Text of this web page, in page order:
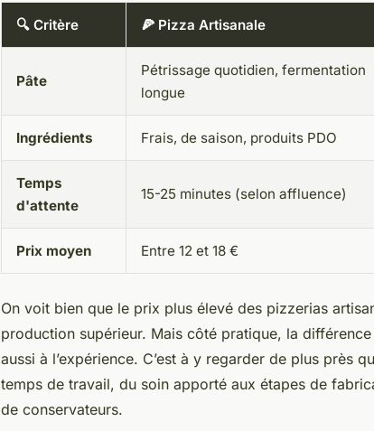
🔍 Critère 🍕 Pizza Artisanale
Pâte
Pétrissage quotidien, fermentation
longue
Ingrédients Frais, de saison, produits PDO
Temps
d'attente
15-25 minutes (selon affluence)
Prix moyen Entre 12 et 18 €
On voit bien que le prix plus élevé des pizzerias
production supérieur. Mais côté pratique, la
aussi à l’expérience. C’est à y regarder de plus près
temps de travail, du soin apporté aux étapes de
de conservateurs.